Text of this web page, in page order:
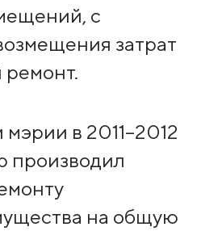
с
затрат
ремонт.
в 2011–2012
производил
на общую